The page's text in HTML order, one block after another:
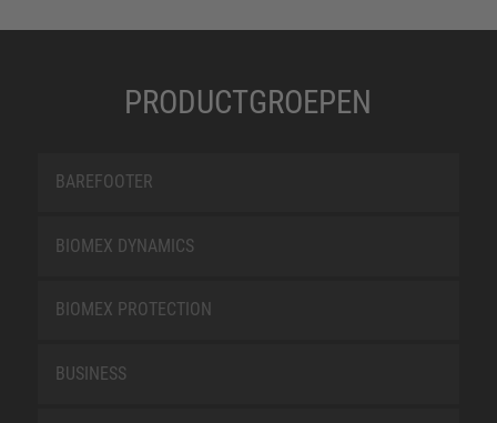
PRODUCTGROEPEN
BAREFOOTER
BIOMEX DYNAMICS
BIOMEX PROTECTION
BUSINESS